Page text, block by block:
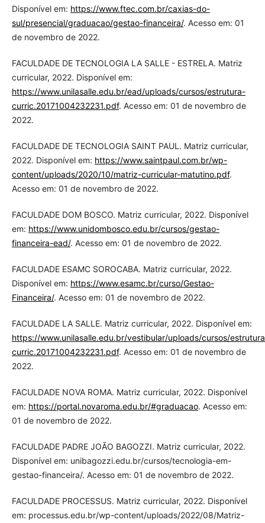
Disponível em: https://www.ftec.com.br/caxias-do-
sul/presencial/graduacao/gestao-financeira/. Acesso em: 01
de novembro de 2022.
FACULDADE DE TECNOLOGIA LA SALLE - ESTRELA. Matriz
curricular, 2022. Disponível em:
https://www.unilasalle.edu.br/ead/uploads/cursos/estrutura-
curric.20171004232231.pdf. Acesso em: 01 de novembro de
2022.
FACULDADE DE TECNOLOGIA SAINT PAUL. Matriz curricular,
2022. Disponível em: https://www.saintpaul.com.br/wp-
content/uploads/2020/10/matriz-curricular-matutino.pdf.
Acesso em: 01 de novembro de 2022.
FACULDADE DOM BOSCO. Matriz curricular, 2022. Disponível
em: https://www.unidombosco.edu.br/cursos/gestao-
financeira-ead/. Acesso em: 01 de novembro de 2022.
FACULDADE ESAMC SOROCABA. Matriz curricular, 2022.
Disponível em: https://www.esamc.br/curso/Gestao-
Financeira/. Acesso em: 01 de novembro de 2022.
FACULDADE LA SALLE. Matriz curricular, 2022. Disponível em:
https://www.unilasalle.edu.br/vestibular/uploads/cursos/
curric.20171004232231.pdf. Acesso em: 01 de novembro de
2022.
FACULDADE NOVA ROMA. Matriz curricular, 2022. Disponível
em: https://portal.novaroma.edu.br/#graduacao. Acesso em:
01 de novembro de 2022.
FACULDADE PADRE JOÃO BAGOZZI. Matriz curricular, 2022.
Disponível em: unibagozzi.edu.br/cursos/tecnologia-em-
gestao-financeira/. Acesso em: 01 de novembro de 2022.
FACULDADE PROCESSUS. Matriz curricular, 2022. Disponível
em: processus.edu.br/wp-content/uploads/2022/08/Matriz-